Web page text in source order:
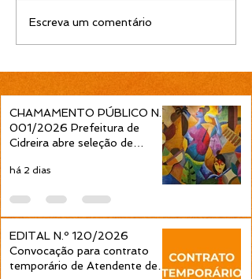
EDITAL N.º 119/2026
Convocação para
Professor Ensino
Séries é publicada pela
Prefeitura de Cidreira
Escreva um comentário
CHAMAMENTO PÚBLICO N.º
001/2026 Prefeitura de
Cidreira abre seleção de
projetos culturais pela Política
Nacional Aldir Blanc
há 2 dias
EDITAL N.º 120/2026
Convocação para contrato
temporário de Atendente de